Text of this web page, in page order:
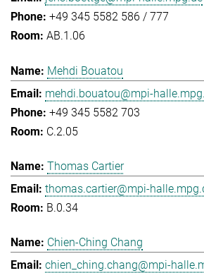
+49 345 5582 586 / 777
AB.1.06
Mehdi Bouatou
mehdi.bouatou@mpi-
+49 345 5582 703
C.2.05
Thomas Cartier
thomas.cartier@mpi-
B.0.34
Chien-Ching Chang
chien_ching.chang@mpi-